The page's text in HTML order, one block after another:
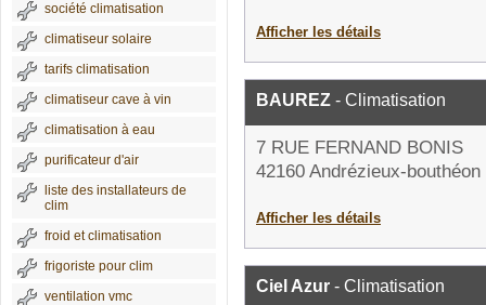
société climatisation
climatiseur solaire
tarifs climatisation
climatiseur cave à vin
climatisation à eau
purificateur d'air
liste des installateurs de
clim
froid et climatisation
frigoriste pour clim
ventilation vmc
Afficher les détails
BAUREZ - Climatisation
7 RUE FERNAND BONIS
42160 Andrézieux-bouthéon
Afficher les détails
Ciel Azur - Climatisation